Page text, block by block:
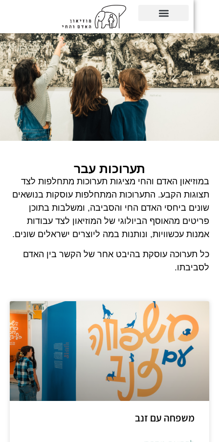
תערוכות עבר
האדם והחי מציגות תערוכות מתחלפות לצד
הקבע. התערוכות המתחלפות עוסקות בנושאים
ביחסי האדם החי והסביבה, ומשלבות בתוכן
מהאוסף הביולוגי של המוזיאון לצד עבודות
עכשוויות, ונותנות במה ליוצרים ישראלים שונים.
עוסקת בהיבט אחר של הקשר בין האדם
עם זנב